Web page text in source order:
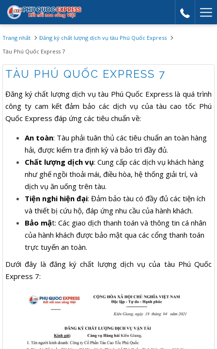
Trang nhất
Đăng ký chất lượng dịch vụ tàu Phú Quốc Express
Tàu Phú Quốc Express 7
TÀU PHÚ QUỐC EXPRESS 7
Đăng ký chất lượng dịch vụ tàu Phú Quốc Express là quá trình
công ty cam kết đảm bảo các dịch vụ của tàu cao tốc Phú
Quốc Express đáp ứng các tiêu chuẩn về:
An toàn: Tàu phải tuân thủ các tiêu chuẩn an toàn hàng
hải, được kiểm tra định kỳ và bảo trì đầy đủ.
Chất lượng dịch vụ: Cung cấp các dịch vụ khách hàng
như ghế ngồi thoải mái, điều hòa, hệ thống giải trí, và
dịch vụ ăn uống trên tàu.
Tiện nghi hiện đại: Đảm bảo tàu có đầy đủ các tiện ích
và thiết bị cứu hộ, đáp ứng nhu cầu của hành khách.
Bảo mật: Các giao dịch thanh toán và thông tin cá nhân
của hành khách được bảo mật qua các cổng thanh toán
trực tuyến an toàn.
Dưới đây là đăng ký chất lượng dịch vụ của tàu Phú Quốc
Express 7: